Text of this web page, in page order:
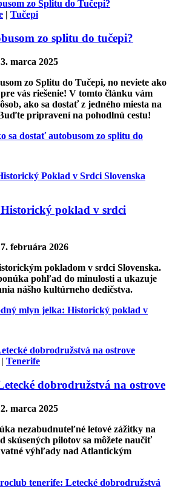
| Tučepi
zo splitu do tučepi?
marca 2025
zo Splitu do Tučepi, no neviete ako
vás riešenie! V tomto článku vám
ako sa dostať z jedného miesta na
pripravení na pohodlnú cestu!
sa dostať autobusom zo splitu do
poklad v srdci
februára 2026
pokladom v srdci Slovenska.
pohľad do minulosti a ukazuje
nášho kultúrneho dedičstva.
mlyn jelka: Historický poklad v
| Tenerife
dobrodružstvá na ostrove
marca 2025
nezabudnuteľné letové zážitky na
skúsených pilotov sa môžete naučiť
výhľady nad Atlantickým
tenerife: Letecké dobrodružstvá